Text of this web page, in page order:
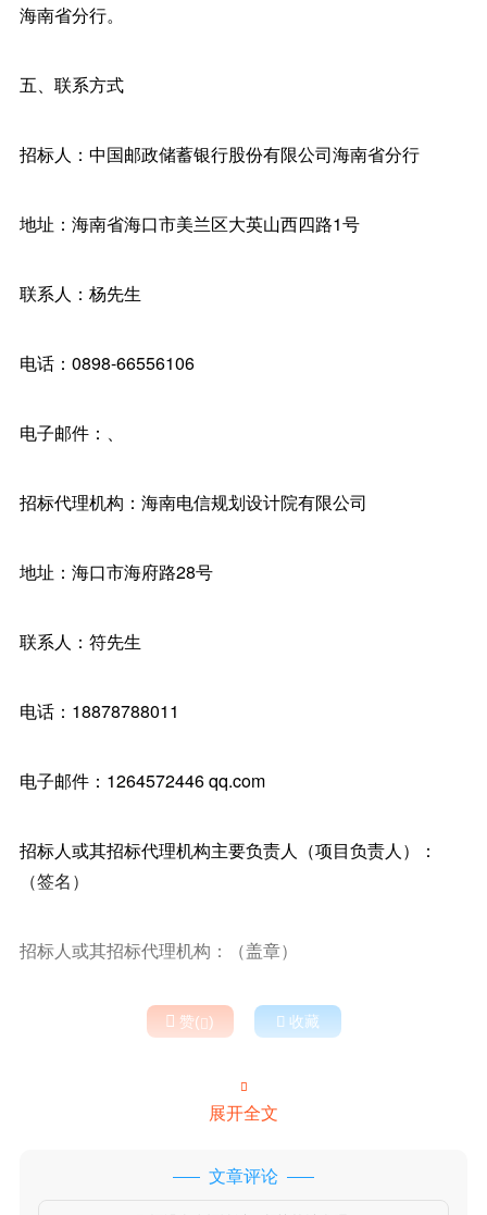
海南省分行。
五、联系方式
招标人：中国邮政储蓄银行股份有限公司海南省分行
地址：海南省海口市美兰区大英山西四路1号
联系人：杨先生
电话：0898-66556106
电子邮件：、
招标代理机构：海南电信规划设计院有限公司
地址：海口市海府路28号
联系人：符先生
电话：18878788011
电子邮件：1264572446 qq.com
招标人或其招标代理机构主要负责人（项目负责人）：
（签名）
招标人或其招标代理机构：（盖章）
 赞()  收藏

展开全文
文章评论